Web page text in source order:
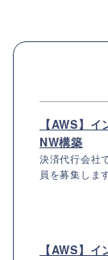
【AWS】
NW構築
決済代行会社
員を募集しま
【AWS】